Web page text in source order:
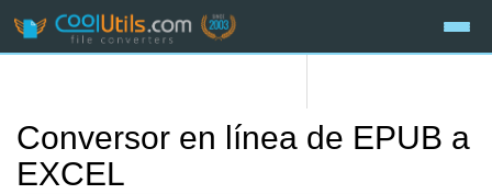
Conversor en línea de EPUB a
EXCEL